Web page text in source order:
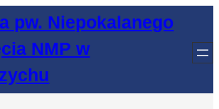
pw. Niepokalanego
NMP w